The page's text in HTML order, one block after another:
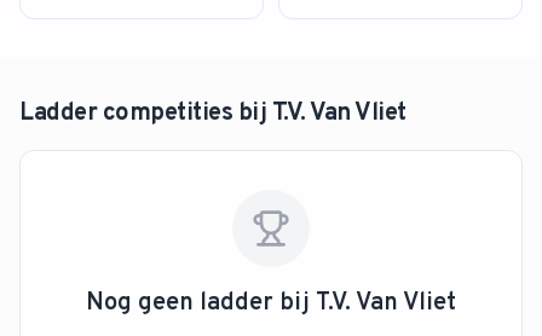
Ladder competities bij T.V. Van Vliet
Nog geen ladder bij T.V. Van Vliet